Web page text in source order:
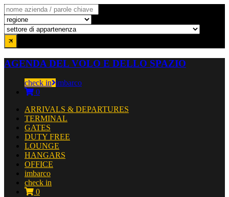
AGENDA DEL VOLO E DELLO SPAZIO
check in imbarco
0
ARRIVALS & DEPARTURES
TERMINAL
GATES
DUTY FREE
LOUNGE
HANGARS
OFFICE
imbarco
check in
0